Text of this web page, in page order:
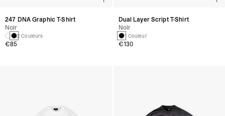
247 DNA Graphic T-Shirt
Noir
2 Couleurs
€85
Dual Layer Script T-Shirt
Noir
1 Couleur
€130